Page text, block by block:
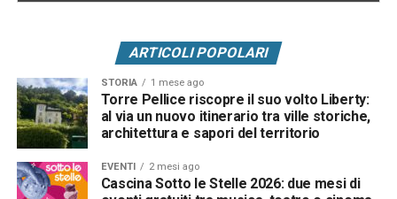
ARTICOLI POPOLARI
STORIA 1 mese ago
Torre Pellice riscopre il suo volto Liberty:
al via un nuovo itinerario tra ville storiche,
architettura e sapori del territorio
EVENTI 2 mesi ago
Cascina Sotto le Stelle 2026: due mesi di